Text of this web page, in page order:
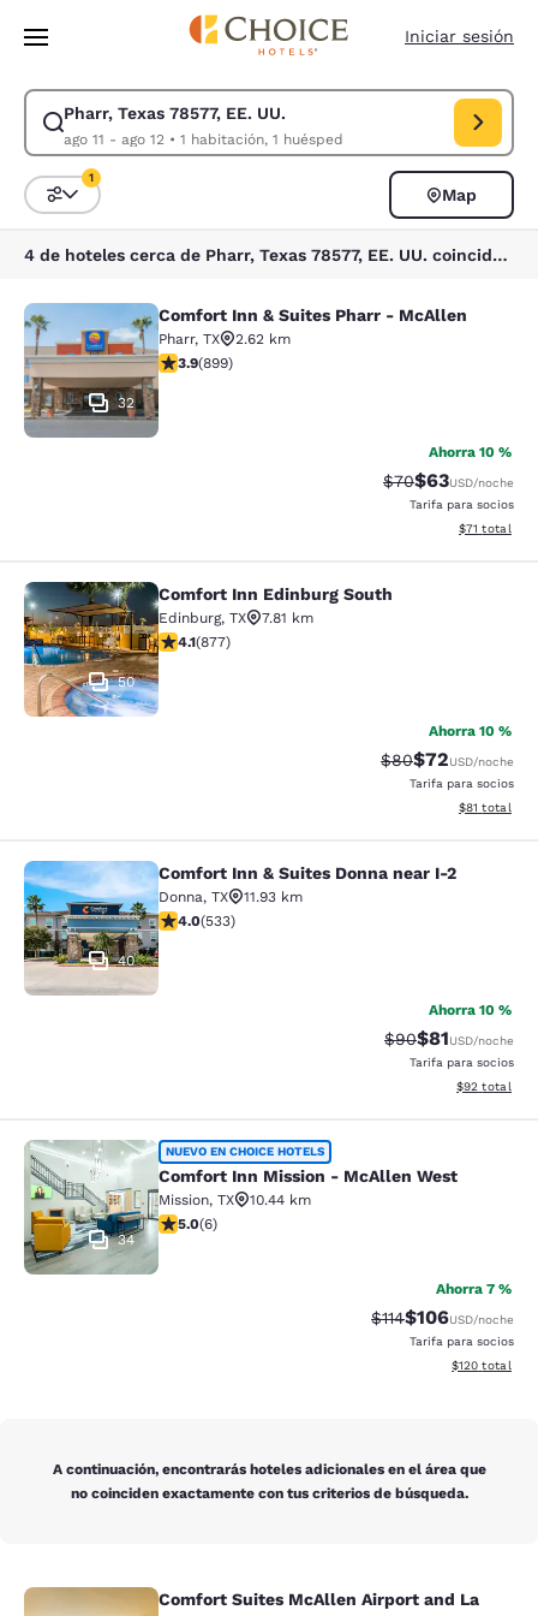
Pasar A Contenido Principal
Iniciar sesión
Pharr, Texas 78577, EE. UU.
ago 11 - ago 12• 1 habitación, 1 huésped
Modificar la búsqueda de Pharr, Texas 78577, EE. UU.. Fecha de
Ordenar y filtrar
1
Map
4 de hoteles cerca de Pharr, Texas 78577, EE. UU. coinciden con tus filtros
Comfort Inn & Suites Pharr -
32
Comfort Inn & Suites Pharr - McAllen
Pharr, TX
2.62 km
calificación de 3.91 estrellas. Bueno. 899 reseñas
3.9(899)
Ahorra 10 %
Precio tachado:
$70Precio con
$63USD/noche
Tarifa para socios
Ver detalles
$71 total
Comfort Inn Edinburg South
50
Comfort Inn Edinburg South
Edinburg, TX
7.81 km
calificación de 4.12 estrellas. Muy bueno. 877 reseñas
4.1(877)
Ahorra 10 %
Precio tachado:
$80Precio con
$72USD/noche
Tarifa para socios
Ver detalles
$81 total
Comfort Inn & Suites Donna near I-2
40
Comfort Inn & Suites Donna near I-2
Donna, TX
11.93 km
calificación de 3.99 estrellas. Bueno. 533 reseñas
4.0(533)
Ahorra 10 %
Precio tachado:
$90Precio con
$81USD/noche
Tarifa para socios
Ver detalles
$92 total
Comfort Inn Mission - McAllen
34
NUEVO EN CHOICE HOTELS
Comfort Inn Mission - McAllen West
Mission, TX
10.44 km
calificación de 5 estrellas. Excepcional. 6 reseñas
5.0(6)
Ahorra 7 %
Precio tachado:
$114Precio con
$106USD/noche
Tarifa para socios
Ver detalles
$120 total
A continuación, encontrarás hoteles adicionales en el área que
no coinciden exactamente con tus criterios de búsqueda.
Comfort Suites McAllen Airport and
Comfort Suites McAllen Airport and La